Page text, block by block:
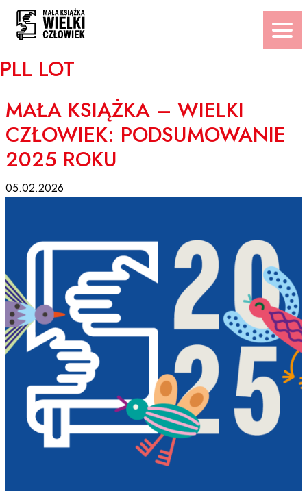
Przejdź
treści
PLL LOT
MAŁA KSIĄŻKA – WIELKI
CZŁOWIEK: PODSUMOWANIE
2025 ROKU
05.02.2026